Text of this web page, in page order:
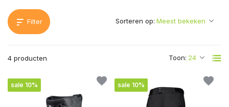
Filter
4 producten Toon:
Sorteren op:
sale 10% sale 10%